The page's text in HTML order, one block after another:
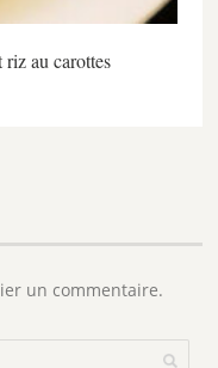
au carottes
un commentaire.